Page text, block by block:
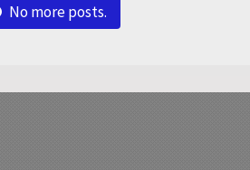
No more posts.